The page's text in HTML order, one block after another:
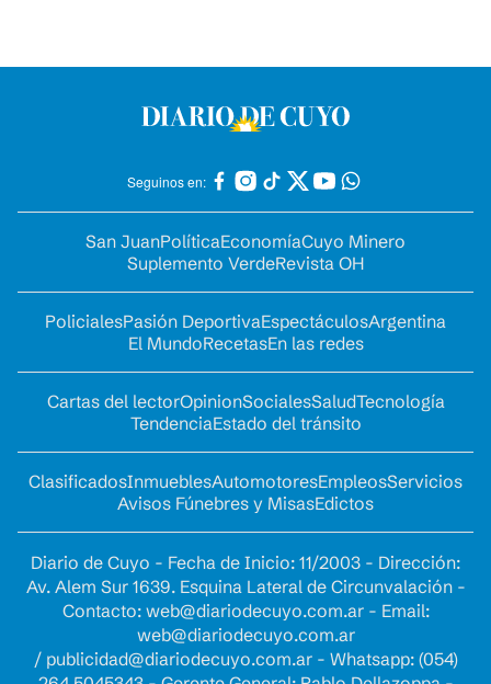
Seguinos en:
San JuanPolíticaEconomíaCuyo Minero
Suplemento VerdeRevista OH
PolicialesPasión DeportivaEspectáculosArgentina
El MundoRecetasEn las redes
Cartas del lectorOpinionSocialesSaludTecnología
TendenciaEstado del tránsito
ClasificadosInmueblesAutomotoresEmpleosServicios
Avisos Fúnebres y MisasEdictos
Diario de Cuyo - Fecha de Inicio: 11/2003 - Dirección:
Av. Alem Sur 1639. Esquina Lateral de Circunvalación -
Contacto: web@diariodecuyo.com.ar- Email:
web@diariodecuyo.com.ar
/ publicidad@diariodecuyo.com.ar- Whatsapp: (054)